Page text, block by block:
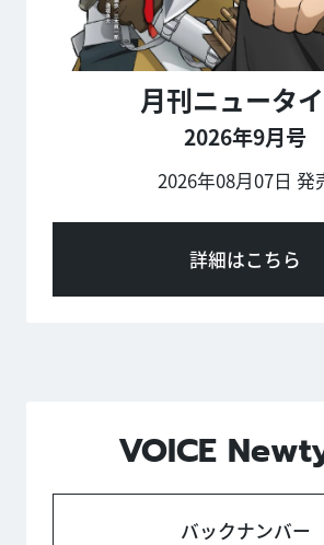
月刊ニュータ
2026年9月号
2026年08月07日 発
詳細はこちら
VOICE
バックナンバー